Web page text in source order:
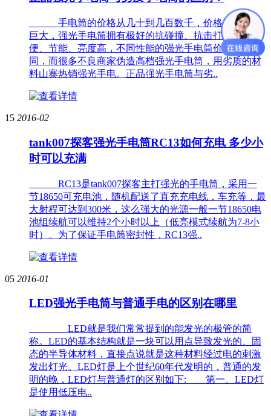
手电筒的价格从几十到几百数千，价格差别十分
巨大，强光手电筒拥有极好的抗碰撞、抗击打性能、轻
便、节能、亮度高，不同性能的强光手电筒价格也不
同，而很多不良商家伪造高档强光手电筒，用劣质的材
料山寨热销强光手电。正品强光手电筒与劣..
15 2016-02
tank007探客强光手电筒RC13如何充电 多少小
时可以充满
RC13是tank007探客主打强光的手电筒，采用一
节18650可充电池，随机配送了直充充电线，车充等，最
大射程可达到300米，这么强大的光源一般一节18650电
池组续航可以维持2个小时以上（低亮模式续航为7-8小
时）。为了保证手电筒密封性，RC13强..
05 2016-01
LED强光手电筒与普通手电的区别在哪里
LED就是我们常常提到的能发光的极管的简
称。LED的基本结构就是一块可以用点导致发光的、固
态的半导体材料，直接点说就是这种材料经过电的刺激
发出灯光。LED灯是上个世纪60年代发明的，普通的发
明的晚，LED灯与普通灯的区别如下: 第一、LED灯
是使用低压电..